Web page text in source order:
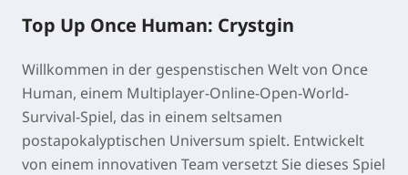
Top Up Once Human: Crystgin
Willkommen in der gespenstischen Welt von Once
Human, einem Multiplayer-Online-Open-World-
Survival-Spiel, das in einem seltsamen
postapokalyptischen Universum spielt. Entwickelt
von einem innovativen Team versetzt Sie dieses Spiel